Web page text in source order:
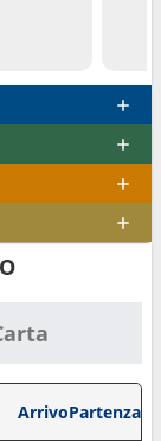
ArrivoPartenza